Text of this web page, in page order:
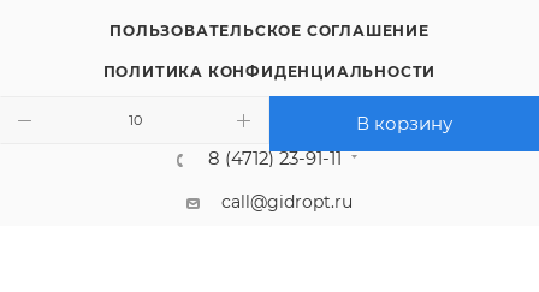
В корзину
ПОЛЬЗОВАТЕЛЬСКОЕ СОГЛАШЕНИЕ
ПОЛИТИКА КОНФИДЕНЦИАЛЬНОСТИ
8 (4712) 23-91-11
call@gidropt.ru